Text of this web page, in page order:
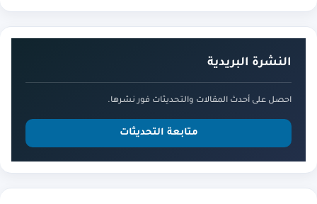
النشرة البريدية
احصل على أحدث المقالات والتحديثات فور نشرها.
متابعة التحديثات